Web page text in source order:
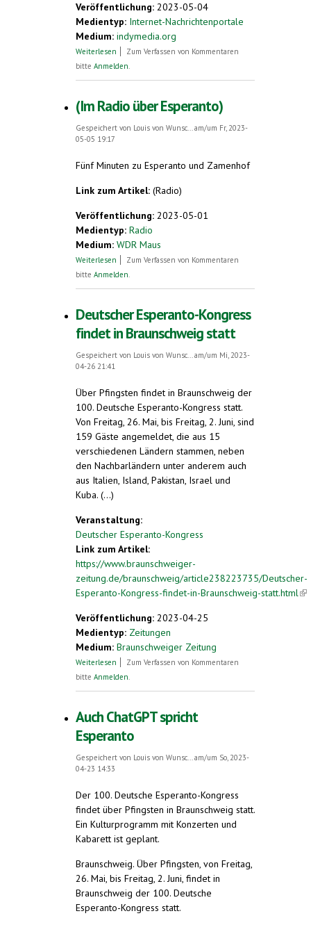
Veröffentlichung: 2023-05-04
Medientyp: Internet-Nachrichtenportale
Medium: indymedia.org
Weiterlesen über kostenloser Esperanto-Kurs
Zum Verfassen von Kommentaren
bitte Anmelden.
(Im Radio über Esperanto)
Gespeichert von Louis von Wunsc...am/um Fr, 2023-
05-05 19:17
Fünf Minuten zu Esperanto und Zamenhof
Link zum Artikel: (Radio)
Veröffentlichung: 2023-05-01
Medientyp: Radio
Medium: WDR Maus
Weiterlesen über (Im Radio über Esperanto)
Zum Verfassen von Kommentaren
bitte Anmelden.
Deutscher Esperanto-Kongress
findet in Braunschweig statt
Gespeichert von Louis von Wunsc...am/um Mi, 2023-
04-26 21:41
Über Pfingsten findet in Braunschweig der
100. Deutsche Esperanto-Kongress statt.
Von Freitag, 26. Mai, bis Freitag, 2. Juni, sind
159 Gäste angemeldet, die aus 15
verschiedenen Ländern stammen, neben
den Nachbarländern unter anderem auch
aus Italien, Island, Pakistan, Israel und
Kuba. (...)
Veranstaltung:
Deutscher Esperanto-Kongress
Link zum Artikel:
https://www.braunschweiger-
zeitung.de/braunschweig/article238223735/Deutscher-
Esperanto-Kongress-findet-in-Braunschweig-statt.html
Veröffentlichung: 2023-04-25
Medientyp: Zeitungen
Medium: Braunschweiger Zeitung
Weiterlesen über Deutscher Esperanto-Kongress
Zum Verfassen von Kommentaren
bitte Anmelden.
Auch ChatGPT spricht
Esperanto
Gespeichert von Louis von Wunsc...am/um So, 2023-
04-23 14:33
Der 100. Deutsche Esperanto-Kongress
findet über Pfingsten in Braunschweig statt.
Ein Kulturprogramm mit Konzerten und
Kabarett ist geplant.
Braunschweig. Über Pfingsten, von Freitag,
26. Mai, bis Freitag, 2. Juni, findet in
Braunschweig der 100. Deutsche
Esperanto-Kongress statt.